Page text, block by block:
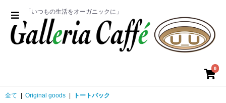
「いつもの生活をオーガニックに」
0
全て Original goods トートバック